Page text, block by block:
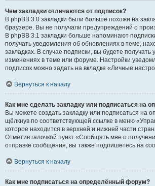
Чем закладки отличаются от подписок?
В phpBB 3.0 закладки были больше похожи на
браузере. Вы не получали предупреждений о
В phpBB 3.1 закладки больше напоминают
получать уведомления об обновлениях в теме,
закладках. В случае подписки, вы будете получать
изменениях в теме или форуме. Настройки
подписок можно задать на вкладке «Личные
Вернуться к началу
Как мне сделать закладку или подписаться на
Вы можете создать закладку или подписаться на
щёлкнув по соответствующей ссылке в меню
которое находится в верхней и нижней части
Отметив галочкой пункт «Сообщать мне о
отправке сообщения, вы также подпишетесь на
Вернуться к началу
Как мне подписаться на определённый форум?